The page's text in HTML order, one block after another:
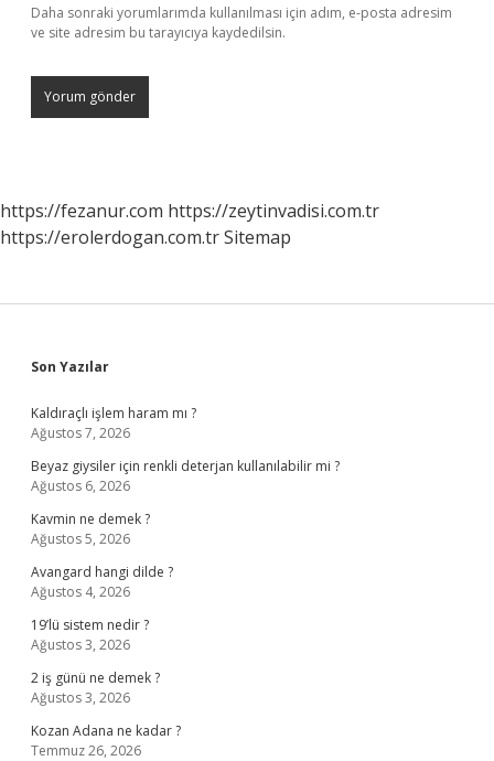
Daha sonraki yorumlarımda kullanılması için adım, e-posta adresim
ve site adresim bu tarayıcıya kaydedilsin.
https://fezanur.com https://zeytinvadisi.com.tr
https://erolerdogan.com.trSitemap
Sidebar
Son Yazılar
Kaldıraçlı işlem haram mı ?
Ağustos 7, 2026
Beyaz giysiler için renkli deterjan kullanılabilir mi ?
Ağustos 6, 2026
Kavmin ne demek ?
Ağustos 5, 2026
Avangard hangi dilde ?
Ağustos 4, 2026
19’lü sistem nedir ?
Ağustos 3, 2026
2 iş günü ne demek ?
Ağustos 3, 2026
Kozan Adana ne kadar ?
Temmuz 26, 2026